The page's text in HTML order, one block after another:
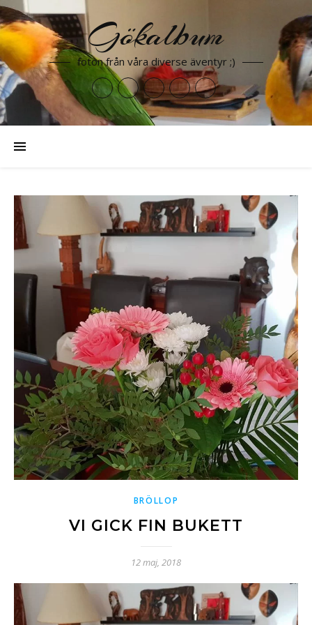
Gökalbum
foton från våra diverse äventyr ;)
BRÖLLOP
VI GICK FIN BUKETT
12 maj, 2018